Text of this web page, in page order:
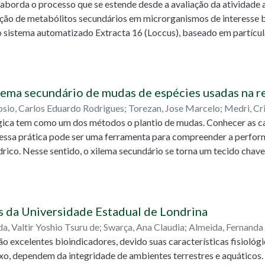
à ANOVA e teste de Tukey a 5% de significância.
anatômicas estomáticas, não houve indícios claros
como aumento significativo do tamanho
descarta a realização de futuros estudos citogenéticos para
Eliandro
o processo que se estende desde a avaliação da
de metabólitos secundários em microrganismos de
automatizado Extracta 16 (Loccus), baseado em
Após a extração, as amostras foram avaliadas quanto à
Illumina (leituras curtas 2×150 pb) e Oxford Nanopore
abordagem híbrida de montagem. A partir do genoma
para identificar clusters biossintéticos e potenciais
reforçam a importância da integração entre metodologias
a prospecção de metabólitos com potencial agronômico.
secundário de mudas de espécies usadas na
Carlos Eduardo Rodrigues; Torezan, Jose Marcelo; Medri,
Marcela Blagitz Ferraz do
tem como um dos métodos o plantio de mudas. Conhecer as
prática pode ser uma ferramenta para compreender a
Nesse sentido, o xilema secundário se torna um tecido chave
do corpo das plantas, realiza o armazenamento de substâncias e
e verificar, a partir da anatomia do xilema secundário,
e sustentação. Para tal, foram utilizadas 12 mudas,
Trécul; Colubrina glandulosa Perkins; Eugenia uniflora L.;
porções basais do caule dos indivíduos foram fixados em
secção transversal, o caule das mudas apresenta periderme
Universidade Estadual de Londrina
Valtir Yoshio Tsuru de; Swarça, Ana Claudia; Almeida,
Motta
excelentes bioindicadores, devido suas características
dependem da integridade de ambientes terrestres e